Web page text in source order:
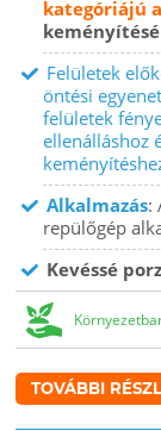
kategóriájú
Felületek
öntési
felületek
ellenálláshoz
Alkalmazás:
repülőgép
Kevéssé
TOVÁBBI